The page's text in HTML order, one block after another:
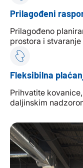
Prilagođeni
Prilagođeno
prostora i
Fleksibilna
Prihvatite
daljinskim